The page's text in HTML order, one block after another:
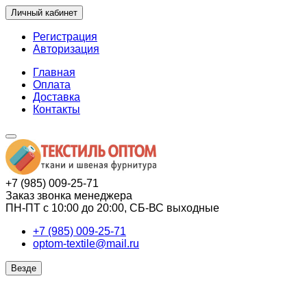
Личный кабинет
Регистрация
Авторизация
Главная
Оплата
Доставка
Контакты
+7 (985) 009-25-71
Заказ звонка менеджера
ПН-ПТ с 10:00 до 20:00, СБ-ВС выходные
+7 (985) 009-25-71
optom-textile@mail.ru
Везде